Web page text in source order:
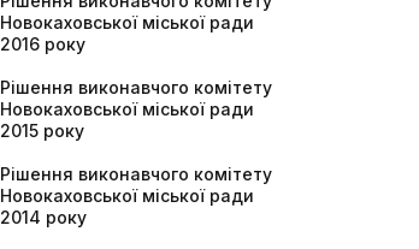
Новокаховської міської ради
2016 року
Рішення виконавчого комітету
Новокаховської міської ради
2015 року
Рішення виконавчого комітету
Новокаховської міської ради
2014 року